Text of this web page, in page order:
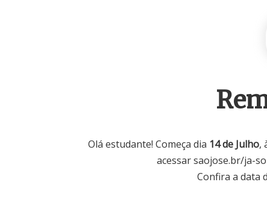
Olá estudante! Começa dia 14 de Julho,
acessar saojose.br/ja-
Confira a data